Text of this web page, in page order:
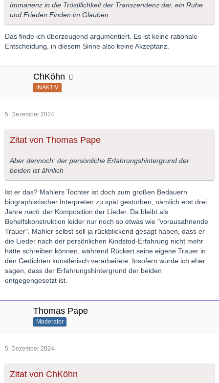
Immanenz in die Tröstllichkeit der Transzendenz dar, ein Ruhe
und Frieden Finden im Glauben.
Das finde ich überzeugend argumentiert. Es ist keine rationale
Entscheidung, in diesem Sinne also keine Akzeptanz.
ChKöhn
INAKTIV
5. Dezember 2024
Zitat von Thomas Pape
Aber dennoch: der persönliche Erfahrungshintergrund der
beiden ist ähnlich
Ist er das? Mahlers Tochter ist doch zum großen Bedauern
biographistischer Interpreten zu spät gestorben, nämlich erst drei
Jahre nach der Komposition der Lieder. Da bleibt als
Behelfskonstruktion leider nur noch so etwas wie "vorausahnende
Trauer". Mahler selbst soll ja rückblickend gesagt haben, dass er
die Lieder nach der persönlichen Kindstod-Erfahrung nicht mehr
hätte schreiben können, während Rückert seine eigene Trauer in
den Gedichten künstlerisch verarbeitete. Insofern würde ich eher
sagen, dass der Erfahrungshintergrund der beiden
entgegengesetzt ist.
Thomas Pape
Moderator
5. Dezember 2024
Zitat von ChKöhn